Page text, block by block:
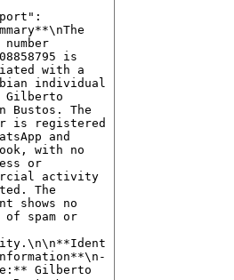
no profile picture or "about" section, which
but has no posts, friends, or other